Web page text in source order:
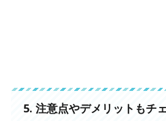
5. 注意点やデメリットもチ